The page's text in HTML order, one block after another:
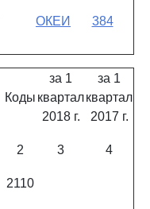
ОКЕИ 384
Коды
за 1
квартал
2018 г.
за 1
квартал
2017 г.
2 3 4
2110